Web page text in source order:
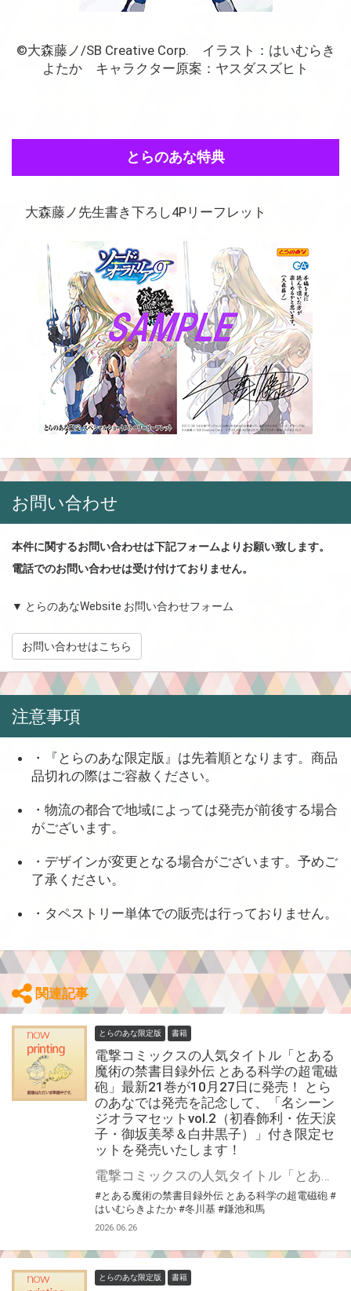
©大森藤ノ/SB Creative Corp. イラスト：はいむらき
よたか キャラクター原案：ヤスダスズヒト
とらのあな特典
大森藤ノ先生書き下ろし4Pリーフレット
お問い合わせ
本件に関するお問い合わせは下記フォームよりお願い致します。
電話でのお問い合わせは受け付けておりません。
▼ とらのあなWebsite お問い合わせフォーム
お問い合わせはこちら
注意事項
・『とらのあな限定版』は先着順となります。商品
品切れの際はご容赦ください。
・物流の都合で地域によっては発売が前後する場合
がございます。
・デザインが変更となる場合がございます。予めご
了承ください。
・タペストリー単体での販売は行っておりません。
関連記事
とらのあな限定版 書籍
電撃コミックスの人気タイトル「とある
魔術の禁書目録外伝 とある科学の超電磁
砲」最新21巻が10月27日に発売！ とら
のあなでは発売を記念して、「名シーン
ジオラマセットvol.2（初春飾利・佐天涙
子・御坂美琴＆白井黒子）」付き限定セ
ットを発売いたします！
電撃コミックスの人気タイトル「とある魔術の禁書目録外伝 とある科学の超電磁砲」最新21巻が10月27日（火）に発売！ とらのあなでは発売を記念して、「名シーンジオラマセットvol.2（初春飾利・佐天涙子・御坂美琴＆白井黒子）」付き限定セットを発売いたします！ 今回は、同時発売の特装版のみの限定セットです！ 限定セットの数は限られていますので是非お早めにお求めください！
#とある魔術の禁書目録外伝 とある科学の超電磁砲 #
はいむらきよたか #冬川基 #鎌池和馬
2026.06.26
とらのあな限定版 書籍